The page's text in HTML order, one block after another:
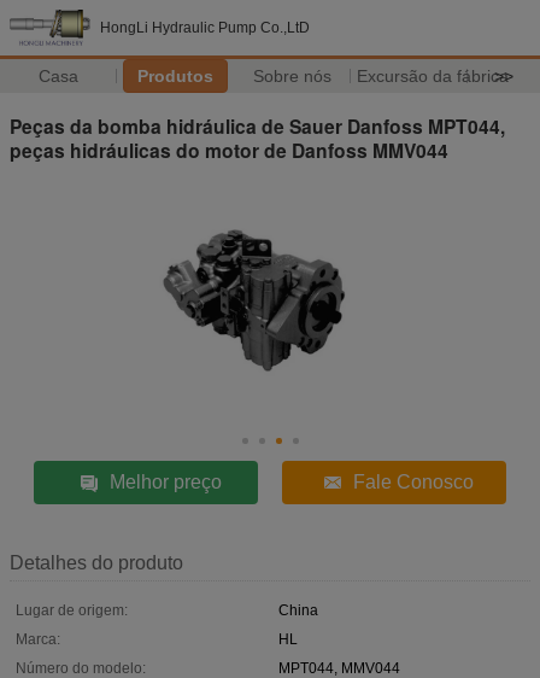
HongLi Hydraulic Pump Co.,LtD
Casa Produtos Sobre nós Excursão da fábrica
>>
Peças da bomba hidráulica de Sauer Danfoss MPT044,
peças hidráulicas do motor de Danfoss MMV044
Melhor preço Fale Conosco
Detalhes do produto
Lugar de origem:
China
Marca:
HL
Número do modelo:
MPT044, MMV044